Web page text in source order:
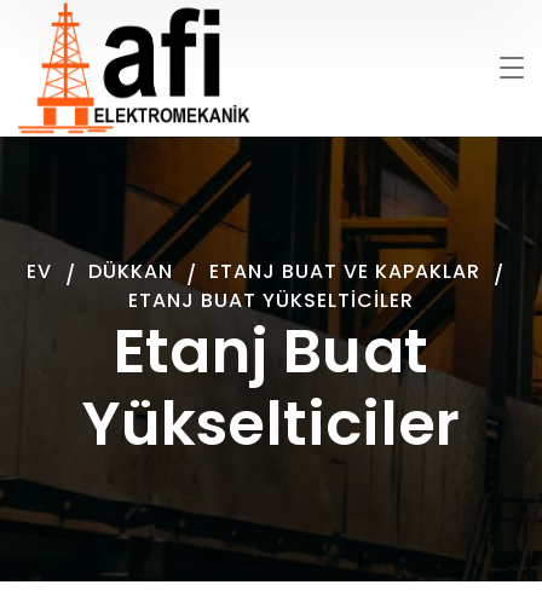
Etanj Buat
Yükselticiler
EV DÜKKAN
ETANJ BUAT VE KAPAKLAR
ETANJ BUAT YÜKSELTICILER